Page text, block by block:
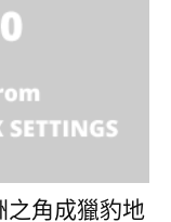
之角成獵豹地